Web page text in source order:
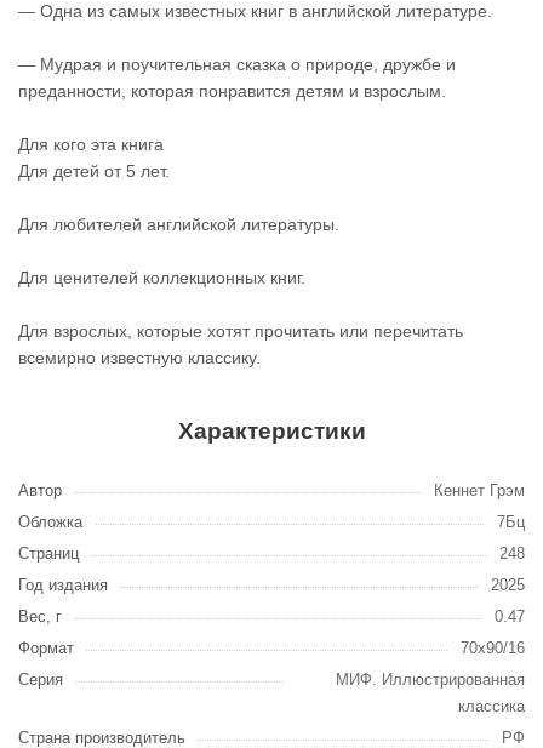
— Одна из самых известных книг в английской литературе.
— Мудрая и поучительная сказка о природе, дружбе и
преданности, которая понравится детям и взрослым.
Для кого эта книга
Для детей от 5 лет.
Для любителей английской литературы.
Для ценителей коллекционных книг.
Для взрослых, которые хотят прочитать или перечитать
всемирно известную классику.
Характеристики
Автор
Кеннет Грэм
Обложка
7Бц
Страниц
248
Год издания
2025
Вес, г
0.47
Формат
70x90/16
Серия
МИФ. Иллюстрированная
классика
Страна производитель
РФ